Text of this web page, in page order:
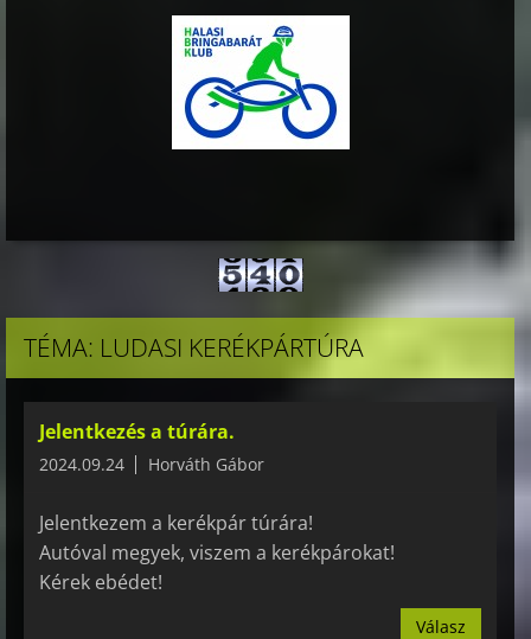
TÉMA: LUDASI KERÉKPÁRTÚRA
Jelentkezés a túrára.
2024.09.24 Horváth Gábor
Jelentkezem a kerékpár túrára!
Autóval megyek, viszem a kerékpárokat!
Kérek ebédet!
Válasz